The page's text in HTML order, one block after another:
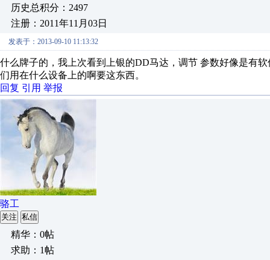
历史总积分：2497
注册：2011年11月03日
发表于：2013-09-10 11:13:32
什么牌子的，我上次看到上银的DD马达，调节 参数好像是有
们用在什么设备上的啊要这东西。
回复 引用 举报
骆工
关注 私信
精华：0帖
求助：1帖